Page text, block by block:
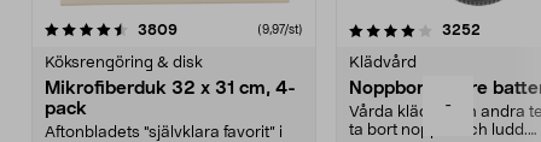
-
3809recensioner (9,97/st)
Köksrengöring & disk
Mikrofiberduk 32 x 31 cm, 4-
pack
Aftonbladets "självklara favorit” i
4.0av 5 stjärnor 3252
Klädvård
Noppborttagare
Vårda kläder och andra
ta bort noppor och ludd.
4.5av 5 stjärnor